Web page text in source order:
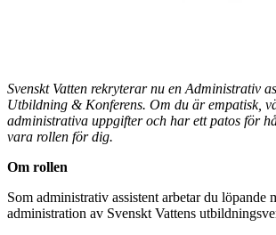
Svenskt Vatten rekryterar nu en Administrativ
Utbildning & Konferens. Om du är empatisk,
administrativa uppgifter och har ett patos för
vara rollen för dig.
Om rollen
Som administrativ assistent arbetar du löpande
administration av Svenskt Vattens